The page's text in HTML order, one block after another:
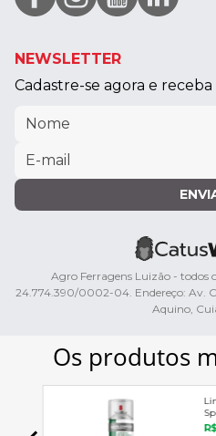
NEWSLETTER
Cadastre-se agora e
Agro Ferragens Luizão - todos
24.774.390/0002-04. Endereço: Av.
Aquino,